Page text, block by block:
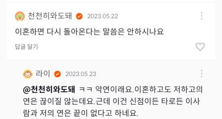
천천히와도돼 2023.05.22
이혼하면 다시 돌아온다는 말씀은 안하시나요
답글 달기
라이 2023.05.23
@천천히와도돼 ㅋㅋ 악연이래요.이혼하고도 저하고의
연은 끊이질 않는데요.근데 이건 신점이든 타로든 이사
람과 저의 연은 끝이 없다고 하네요.